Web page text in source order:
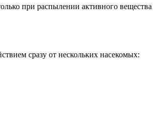
при распылении активного вещества
сразу от нескольких насекомых: